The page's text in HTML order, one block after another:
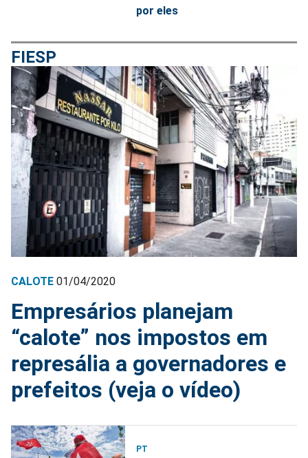
por eles
FIESP
CALOTE 01/04/2020
Empresários planejam
“calote” nos impostos em
represália a governadores e
prefeitos (veja o vídeo)
PT